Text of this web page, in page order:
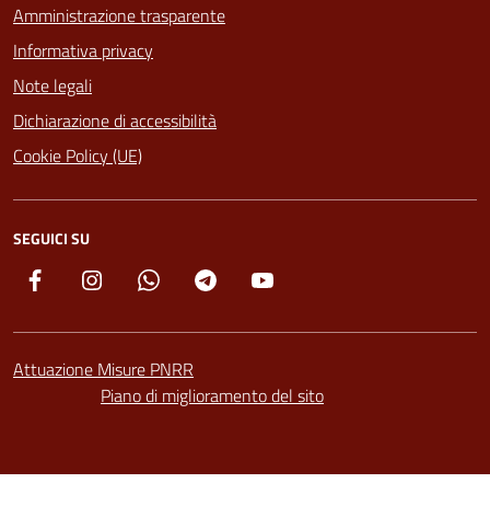
Amministrazione trasparente
Informativa privacy
Note legali
Dichiarazione di accessibilità
Cookie Policy (UE)
SEGUICI SU
Facebook Instagram Whatsapp Telegram
Attuazione Misure PNRR
Piano di miglioramento del sito